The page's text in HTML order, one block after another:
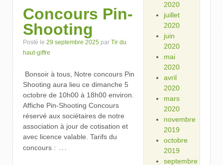
Concours Pin-
Shooting
Posté le 29 septembre 2025 par Tir du
haut-giffre
⁨⁩ ⁨Bonsoir à tous, Notre concours Pin
Shooting aura lieu ce dimanche 5
octobre de 10h00 à 18h00 environ.
Affiche Pin-Shooting Concours
réservé aux sociétaires de notre
association à jour de cotisation et
avec licence valable. Tarifs du
concours : …
2020
juillet
2020
juin
2020
mai
2020
avril
2020
mars
2020
novembre
2019
octobre
2019
septembre